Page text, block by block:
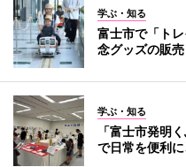
学ぶ・知る
富士市で「ト
念グッズの販売
学ぶ・知る
「富士市発明
で日常を便利